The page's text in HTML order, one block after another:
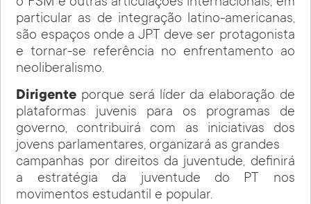
particular as de integração latino-americanas,
são espaços onde a JPT deve ser protagonista
e tornar-se referência no enfrentamento ao
neoliberalismo.
Dirigente porque será líder da elaboração de
plataformas juvenis para os programas de
governo, contribuirá com as iniciativas dos
jovens parlamentares, organizará as grandes
campanhas por direitos da juventude, definirá
a estratégia da juventude do PT nos
movimentos estudantil e popular.